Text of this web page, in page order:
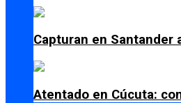
Capturan en
Atentado en Cúcuta: